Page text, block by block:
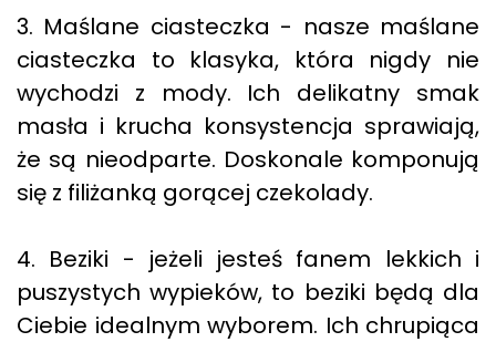
3. Maślane ciasteczka - nasze maślane
ciasteczka to klasyka, która nigdy nie
wychodzi z mody. Ich delikatny smak
masła i krucha konsystencja sprawiają,
że są nieodparte. Doskonale komponują
się z filiżanką gorącej czekolady.
4. Beziki - jeżeli jesteś fanem lekkich i
puszystych wypieków, to beziki będą dla
Ciebie idealnym wyborem. Ich chrupiąca